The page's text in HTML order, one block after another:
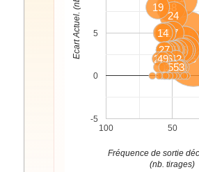
5
16
8
11
20
48
24
6
19
47
56
4
28
51
14
31
36
35
40
7
17
27
42
22
46
3
12
15
26
34
39
43
49
32
55
1
9
100 50
-5
0
5
Fréquence de sortie
(nb. tirages)